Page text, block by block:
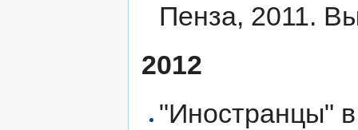
Пенза, 2011.
2012
"Иностранцы"